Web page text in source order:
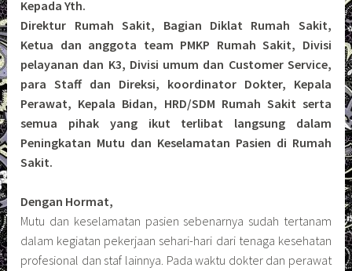
Kepada Yth.
Direktur Rumah Sakit, Bagian Diklat Rumah Sakit,
Ketua dan anggota team PMKP Rumah Sakit, Divisi
pelayanan dan K3, Divisi umum dan Customer Service,
para Staff dan Direksi, koordinator Dokter, Kepala
Perawat, Kepala Bidan, HRD/SDM Rumah Sakit serta
semua pihak yang ikut terlibat langsung dalam
Peningkatan Mutu dan Keselamatan Pasien di Rumah
Sakit.
Dengan Hormat,
Mutu dan keselamatan pasien sebenarnya sudah tertanam
dalam kegiatan pekerjaan sehari-hari dari tenaga kesehatan
profesional dan staf lainnya. Pada waktu dokter dan perawat